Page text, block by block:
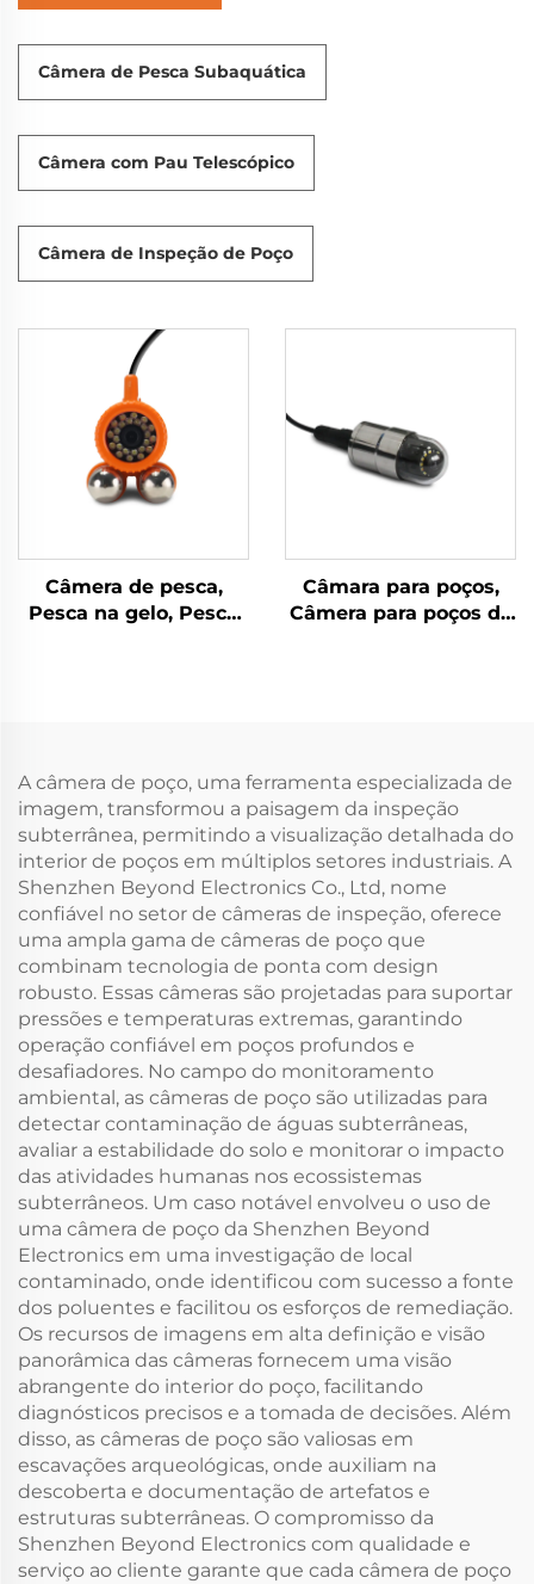
Câmera de Pesca Subaquática
Câmera com Pau Telescópico
Câmera de Inspeção de Poço
Câmera de pesca,
Pesca na gelo, Pesca
Câmara para poços,
Câmera para poços de
A câmera de poço, uma ferramenta especializada de
imagem, transformou a paisagem da inspeção
subterrânea, permitindo a visualização detalhada do
interior de poços em múltiplos setores industriais. A
Shenzhen Beyond Electronics Co., Ltd, nome
confiável no setor de câmeras de inspeção, oferece
uma ampla gama de câmeras de poço que
combinam tecnologia de ponta com design
robusto. Essas câmeras são projetadas para suportar
pressões e temperaturas extremas, garantindo
operação confiável em poços profundos e
desafiadores. No campo do monitoramento
ambiental, as câmeras de poço são utilizadas para
detectar contaminação de águas subterrâneas,
avaliar a estabilidade do solo e monitorar o impacto
das atividades humanas nos ecossistemas
subterrâneos. Um caso notável envolveu o uso de
uma câmera de poço da Shenzhen Beyond
Electronics em uma investigação de local
contaminado, onde identificou com sucesso a fonte
dos poluentes e facilitou os esforços de remediação.
Os recursos de imagens em alta definição e visão
panorâmica das câmeras fornecem uma visão
abrangente do interior do poço, facilitando
diagnósticos precisos e a tomada de decisões. Além
disso, as câmeras de poço são valiosas em
escavações arqueológicas, onde auxiliam na
descoberta e documentação de artefatos e
estruturas subterrâneas. O compromisso da
Shenzhen Beyond Electronics com qualidade e
serviço ao cliente garante que cada câmera de poço